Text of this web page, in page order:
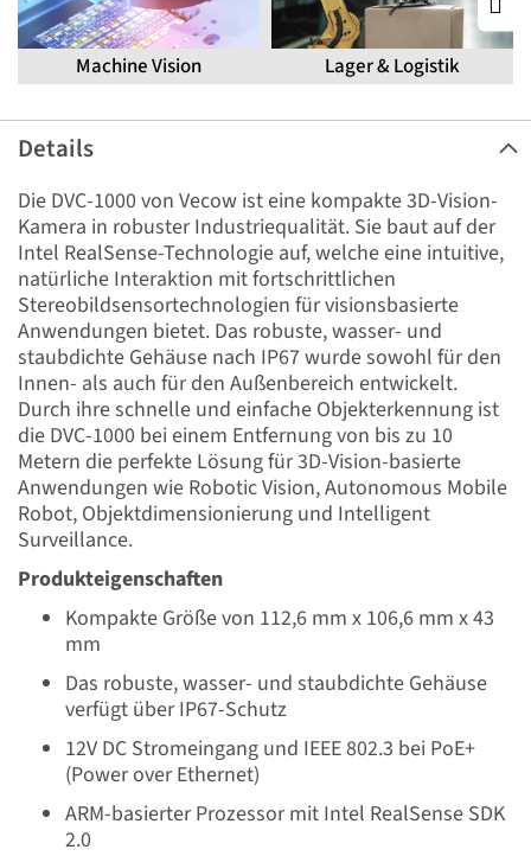
Machine Vision Lager & Logistik
Details
Die DVC-1000 von Vecow ist eine kompakte 3D-Vision-
Kamera in robuster Industriequalität. Sie baut auf der
Intel RealSense-Technologie auf, welche eine intuitive,
natürliche Interaktion mit fortschrittlichen
Stereobildsensortechnologien für visionsbasierte
Anwendungen bietet. Das robuste, wasser- und
staubdichte Gehäuse nach IP67 wurde sowohl für den
Innen- als auch für den Außenbereich entwickelt.
Durch ihre schnelle und einfache Objekterkennung ist
die DVC-1000 bei einem Entfernung von bis zu 10
Metern die perfekte Lösung für 3D-Vision-basierte
Anwendungen wie Robotic Vision, Autonomous Mobile
Robot, Objektdimensionierung und Intelligent
Surveillance.
Produkteigenschaften
Kompakte Größe von 112,6 mm x 106,6 mm x 43
mm
Das robuste, wasser- und staubdichte Gehäuse
verfügt über IP67-Schutz
12V DC Stromeingang und IEEE 802.3 bei PoE+
(Power over Ethernet)
ARM-basierter Prozessor mit Intel RealSense SDK
2.0